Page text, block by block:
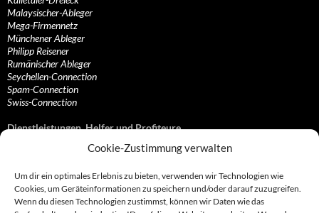
Cookie-Zustimmung verwalten
Um dir ein optimales Erlebnis zu bieten, verwenden wir Technologien wie
Cookies, um Geräteinformationen zu speichern und/oder darauf zuzugreifen.
Wenn du diesen Technologien zustimmst, können wir Daten wie das
Malaysischer-Ableger
Mega-Firmennetz
Münchener Ableger
Philipp Reisener
Rumänischer Ableger
Seychellen-Connection
Spam-Connection
Swiss-Connection
Dienstleistungen, Helfer und Profiteure
Anonymisierungsdienste, VPN- und Web-Proxy…
Bezahlsysteme, Finanzdienstleister und…
Bürodienstleister, Firmengründer- und/oder…
Datenhändler, Adressbroker und zielgerichtetes…